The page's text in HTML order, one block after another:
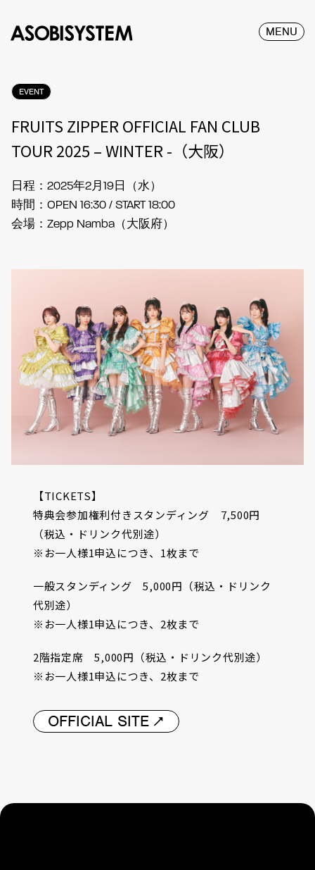
MENU
EVENT
FRUITS ZIPPER OFFICIAL FAN CLUB
TOUR 2025 – WINTER -（大阪）
日程：2025年2月19日（水）
時間：OPEN 16:30 / START 18:00
会場：Zepp Namba（大阪府）
【TICKETS】
特典会参加権利付きスタンディング 7,500円
（税込・ドリンク代別途）
※お一人様1申込につき、1枚まで
一般スタンディング 5,000円（税込・ドリンク
代別途）
※お一人様1申込につき、2枚まで
2階指定席 5,000円（税込・ドリンク代別途）
※お一人様1申込につき、2枚まで
OFFICIAL SITE